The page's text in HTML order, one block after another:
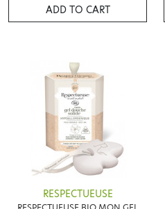
ADD TO CART
RESPECTUEUSE